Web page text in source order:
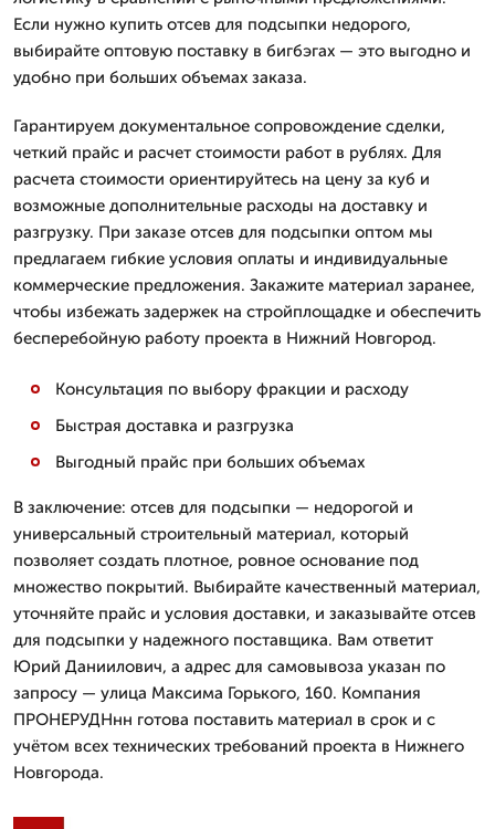
Если нужно купить отсев для подсыпки недорого,
выбирайте оптовую поставку в бигбэгах — это выгодно и
удобно при больших объемах заказа.
Гарантируем документальное сопровождение сделки,
четкий прайс и расчет стоимости работ в рублях. Для
расчета стоимости ориентируйтесь на цену за куб и
возможные дополнительные расходы на доставку и
разгрузку. При заказе отсев для подсыпки оптом мы
предлагаем гибкие условия оплаты и индивидуальные
коммерческие предложения. Закажите материал заранее,
чтобы избежать задержек на стройплощадке и обеспечить
бесперебойную работу проекта в Нижний Новгород.
Консультация по выбору фракции и расходу
Быстрая доставка и разгрузка
Выгодный прайс при больших объемах
В заключение: отсев для подсыпки — недорогой и
универсальный строительный материал, который
позволяет создать плотное, ровное основание под
множество покрытий. Выбирайте качественный материал,
уточняйте прайс и условия доставки, и заказывайте отсев
для подсыпки у надежного поставщика. Вам ответит
Юрий Даниилович, а адрес для самовывоза указан по
запросу — улица Максима Горького, 160. Компания
ПРОНЕРУДНнн готова поставить материал в срок и с
учётом всех технических требований проекта в Нижнего
Новгорода.